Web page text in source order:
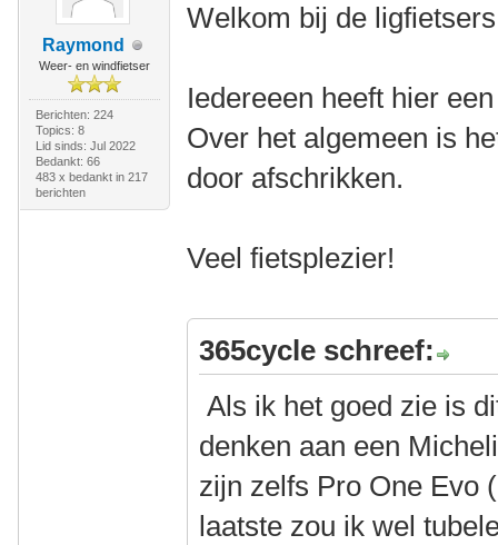
Raymond
Weer- en windfietser
Berichten: 224
Topics: 8
Lid sinds: Jul 2022
Bedankt: 66
483 x bedankt in 217
berichten
Welkom bij de
Iedereeen heeft hier
Over het algemeen is
door afschrikken.
Veel fietsplezier!
365cycle schreef:
Als ik het goed zie is
denken aan een
zijn zelfs Pro One Evo
laatste zou ik wel